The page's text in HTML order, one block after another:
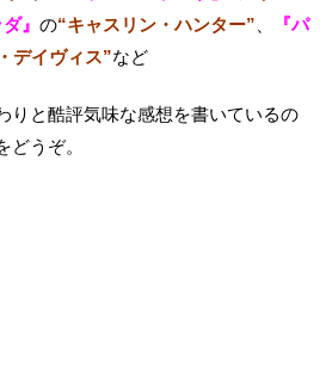
』 の“キャスリン・ハンター”
『パ
デイヴィス”など
りと酷評気味な感想を書いているの
どうぞ。